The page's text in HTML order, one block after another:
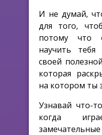
И не думай,
для того,
потому что
научить тебя
своей
которая
на котором ты
Узнавай что-
когда